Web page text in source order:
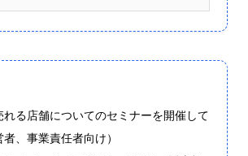
れる店舗についてのセミナーを開催して
、事業責任者向け）